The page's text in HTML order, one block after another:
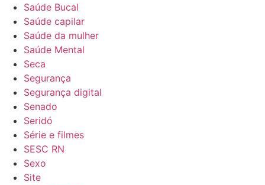
Saúde Bucal
Saúde capilar
Saúde da mulher
Saúde Mental
Seca
Segurança
Segurança digital
Senado
Seridó
Série e filmes
SESC RN
Sexo
Site